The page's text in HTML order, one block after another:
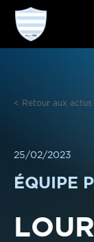
Aller
contenu
< Retour aux actus
25/02/2023
ÉQUIPE